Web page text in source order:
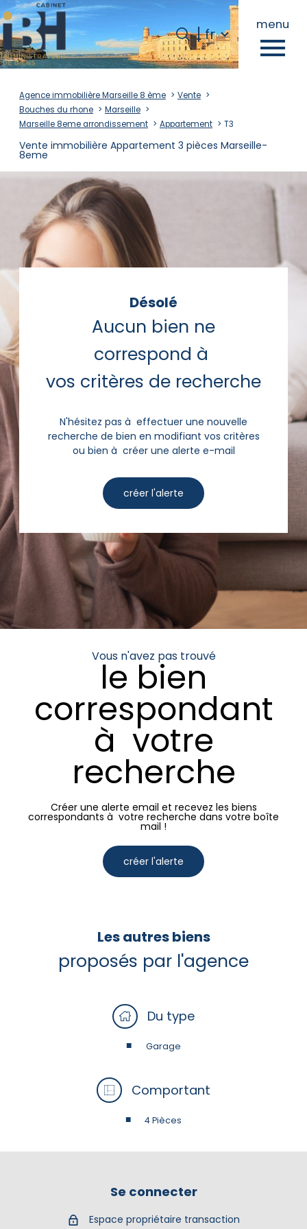
menu
Langue
fr
Accueil 0 Langue
fr
Agence immobilière Marseille 8 ème
Vente
Bouches du rhone
Marseille
Marseille 8eme arrondissement
Appartement T3
Vente immobilière Appartement 3 pièces Marseille-
8eme
Désolé
Aucun bien ne
correspond à
vos critères de recherche
N'hésitez pas à effectuer une nouvelle
recherche de bien en modifiant vos critères
ou bien à créer une alerte e-mail
créer l'alerte
Vous n'avez pas trouvé
le bien
correspondant
à votre
recherche
Créer une alerte email et recevez les biens
correspondants à votre recherche dans votre boîte
mail !
créer l'alerte
Les autres biens
proposés par l'agence
Du type
Garage
Comportant
4 Pièces
Se connecter
Espace propriétaire transaction